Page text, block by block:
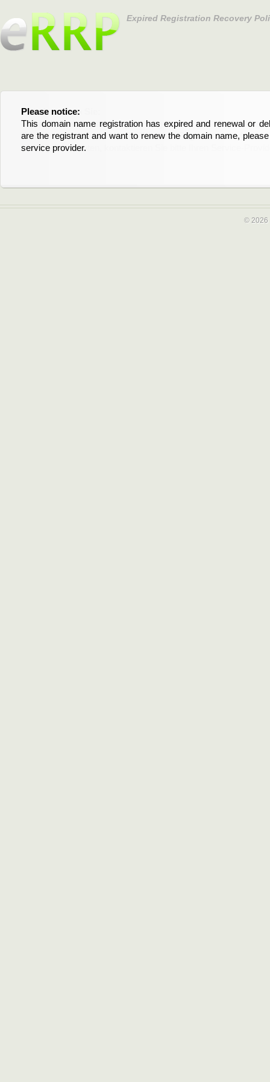
Expired Registration Recovery
Please notice:
This domain name registration has expired and renewal or
are the registrant and want to renew the domain name,
service provider.
Bitte beachten Sie:
Diese Domainregistrierung ist abgelaufen und die
Domain stehen an. Wenn Sie der Registrant sind und
verlängern möchten, kontaktieren Sie bitte Ihren Service-
© 2026